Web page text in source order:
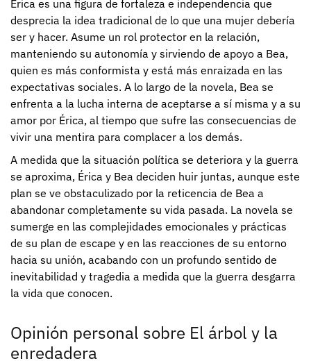
Érica es una figura de fortaleza e independencia que
desprecia la idea tradicional de lo que una mujer debería
ser y hacer. Asume un rol protector en la relación,
manteniendo su autonomía y sirviendo de apoyo a Bea,
quien es más conformista y está más enraizada en las
expectativas sociales. A lo largo de la novela, Bea se
enfrenta a la lucha interna de aceptarse a sí misma y a su
amor por Érica, al tiempo que sufre las consecuencias de
vivir una mentira para complacer a los demás.
A medida que la situación política se deteriora y la guerra
se aproxima, Érica y Bea deciden huir juntas, aunque este
plan se ve obstaculizado por la reticencia de Bea a
abandonar completamente su vida pasada. La novela se
sumerge en las complejidades emocionales y prácticas
de su plan de escape y en las reacciones de su entorno
hacia su unión, acabando con un profundo sentido de
inevitabilidad y tragedia a medida que la guerra desgarra
la vida que conocen.
Opinión personal sobre El árbol y la
enredadera